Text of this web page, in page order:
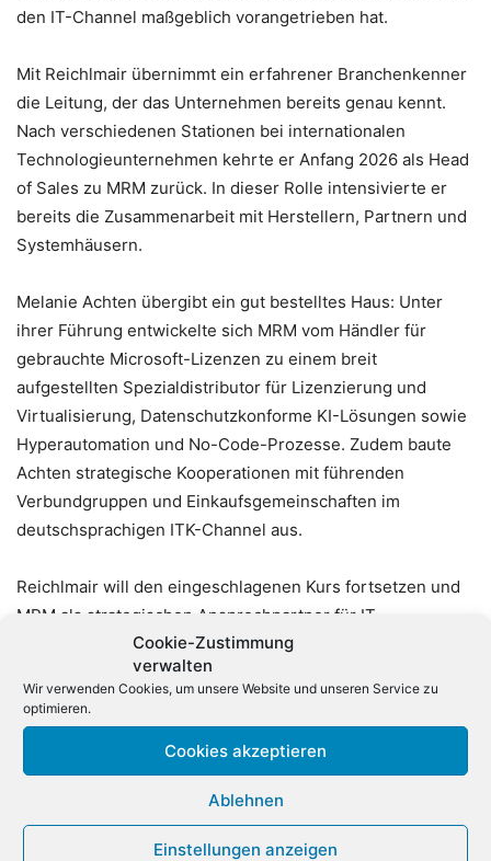
Cookie-Zustimmung
verwalten
Wir verwenden Cookies, um unsere Website und unseren Service zu
optimieren.
Cookies akzeptieren
Ablehnen
Einstellungen anzeigen
den IT-Channel maßgeblich vorangetrieben hat.
Mit Reichlmair übernimmt ein erfahrener Branchenkenner
die Leitung, der das Unternehmen bereits genau kennt.
Nach verschiedenen Stationen bei internationalen
Technologieunternehmen kehrte er Anfang 2026 als Head
of Sales zu MRM zurück. In dieser Rolle intensivierte er
bereits die Zusammenarbeit mit Herstellern, Partnern und
Systemhäusern.
Melanie Achten übergibt ein gut bestelltes Haus: Unter
ihrer Führung entwickelte sich MRM vom Händler für
gebrauchte Microsoft-Lizenzen zu einem breit
aufgestellten Spezialdistributor für Lizenzierung und
Virtualisierung, Datenschutzkonforme KI-Lösungen sowie
Hyperautomation und No-Code-Prozesse. Zudem baute
Achten strategische Kooperationen mit führenden
Verbundgruppen und Einkaufsgemeinschaften im
deutschsprachigen ITK-Channel aus.
Reichlmair will den eingeschlagenen Kurs fortsetzen und
MRM als strategischen Ansprechpartner für IT-
Dienstleister etablieren. Im Fokus seiner neuen Aufgabe
stehen der Ausbau des Herstellerportfolios, erweiterte
Beratungsleistungen sowie die Unterstützung von
Systemhäusern bei komplexen Infrastruktur- und
Modernisierungsprojekten.